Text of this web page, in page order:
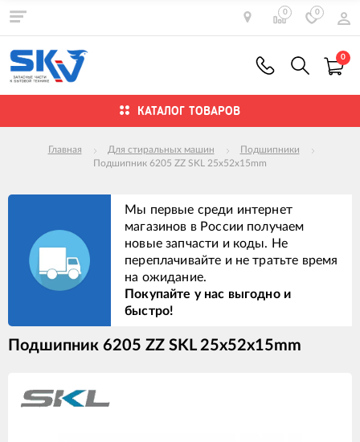
0 0
0
КАТАЛОГ ТОВАРОВ
Главная Для стиральных машин
Подшипники
Подшипник 6205 ZZ SKL 25x52x15mm
Мы первые среди интернет
магазинов в России получаем
новые запчасти и коды. Не
переплачивайте и не тратьте время
на ожидание.
Покупайте у нас выгодно и
быстро!
Подшипник 6205 ZZ SKL 25x52x15mm
Изображения